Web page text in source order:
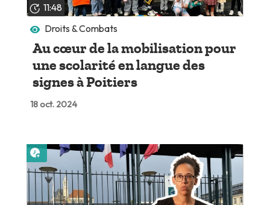
11:48
Droits & Combats
Au cœur de la mobilisation pour
une scolarité en langue des
signes à Poitiers
18 oct. 2024
Lire plus tard